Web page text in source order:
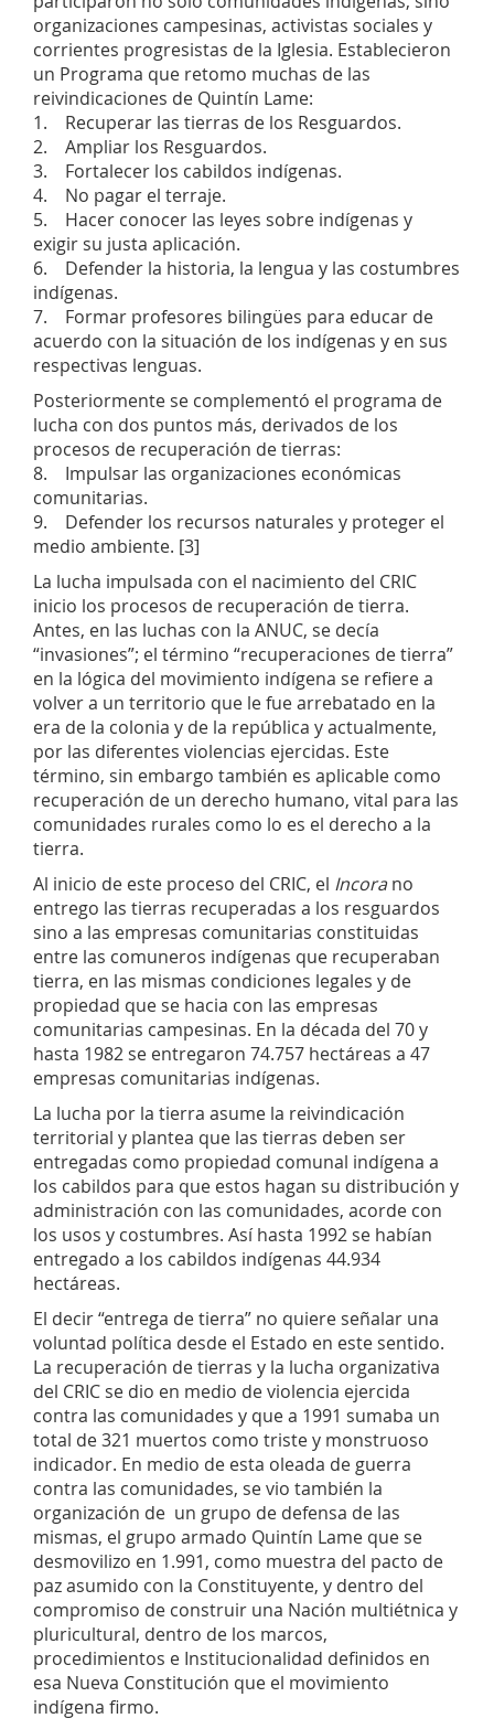
organizaciones campesinas, activistas sociales y
corrientes progresistas de la Iglesia. Establecieron
un Programa que retomo muchas de las
reivindicaciones de Quintín Lame:
1. Recuperar las tierras de los Resguardos.
2. Ampliar los Resguardos.
3. Fortalecer los cabildos indígenas.
4. No pagar el terraje.
5. Hacer conocer las leyes sobre indígenas y
exigir su justa aplicación.
6. Defender la historia, la lengua y las costumbres
indígenas.
7. Formar profesores bilingües para educar de
acuerdo con la situación de los indígenas y en sus
respectivas lenguas.
Posteriormente se complementó el programa de
lucha con dos puntos más, derivados de los
procesos de recuperación de tierras:
8. Impulsar las organizaciones económicas
comunitarias.
9. Defender los recursos naturales y proteger el
medio ambiente. [3]
La lucha impulsada con el nacimiento del CRIC
inicio los procesos de recuperación de tierra.
Antes, en las luchas con la ANUC, se decía
“invasiones”; el término “recuperaciones de tierra”
en la lógica del movimiento indígena se refiere a
volver a un territorio que le fue arrebatado en la
era de la colonia y de la república y actualmente,
por las diferentes violencias ejercidas. Este
término, sin embargo también es aplicable como
recuperación de un derecho humano, vital para las
comunidades rurales como lo es el derecho a la
tierra.
Al inicio de este proceso del CRIC, el Incorano
entrego las tierras recuperadas a los resguardos
sino a las empresas comunitarias constituidas
entre las comuneros indígenas que recuperaban
tierra, en las mismas condiciones legales y de
propiedad que se hacia con las empresas
comunitarias campesinas. En la década del 70 y
hasta 1982 se entregaron 74.757 hectáreas a 47
empresas comunitarias indígenas.
La lucha por la tierra asume la reivindicación
territorial y plantea que las tierras deben ser
entregadas como propiedad comunal indígena a
los cabildos para que estos hagan su distribución y
administración con las comunidades, acorde con
los usos y costumbres. Así hasta 1992 se habían
entregado a los cabildos indígenas 44.934
hectáreas.
El decir “entrega de tierra” no quiere señalar una
voluntad política desde el Estado en este sentido.
La recuperación de tierras y la lucha organizativa
del CRIC se dio en medio de violencia ejercida
contra las comunidades y que a 1991 sumaba un
total de 321 muertos como triste y monstruoso
indicador. En medio de esta oleada de guerra
contra las comunidades, se vio también la
organización de un grupo de defensa de las
mismas, el grupo armado Quintín Lame que se
desmovilizo en 1.991, como muestra del pacto de
paz asumido con la Constituyente, y dentro del
compromiso de construir una Nación multiétnica y
pluricultural, dentro de los marcos,
procedimientos e Institucionalidad definidos en
esa Nueva Constitución que el movimiento
indígena firmo.